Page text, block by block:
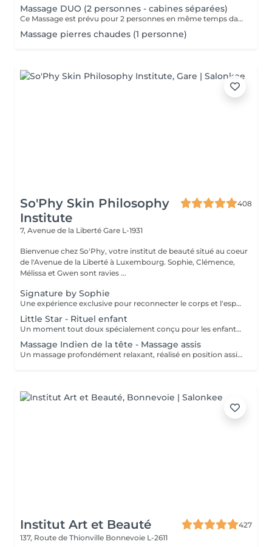
Massage DUO (2 personnes - cabines séparées)
Ce Massage est prévu pour 2 personnes en même temps dans 2 CABINES SÉPARÉES. Les 2 massages seront Sur Mesure, en fonction des envies et des besoins de chacun. -> Pour une cabine Duo voir Limpertsberg, Soleuvre ou Marnach.
Massage pierres chaudes (1 personne)
So'Phy Skin Philosophy
Institute
408
7, Avenue de la Liberté Gare L-1931
Bienvenue chez So'Phy, votre institut de beauté situé au coeur
de l'Avenue de la Liberté à Luxembourg. Sophie, Clémence,
Mélissa et Gwen sont ravies ...
Signature by Sophie
Une expérience exclusive pour reconnecter le corps et l'esprit. Ce soin signature débute par un bain de pieds chaud et délassant, invitant le corps à ralentir et à relâcher les premières tensions. Il se poursuit par un massage du dos profondément relaxant, conçu pour libérer les tensions musculaires, apaiser le système nerveux et installer un véritable lâcher-prise. L'expérience continue avec un soin du visage entièrement personnalisé, adapté aux besoins spécifiques de votre peau, afin de la nettoyer, l'hydrater et lui redonner confort et éclat. Au coeur de ce rituel se trouve le massage signature de Sophie, le KobiLift® : une gestuelle précise et enveloppante qui stimule, draine et raffermit la peau tout en illuminant le teint. Au-delà des résultats visibles, ce soin procure une profonde sensation d'équilibre, de légèreté et de renouveau. Un moment suspendu, où le temps ralentit, l'esprit s'apaise et le corps se sent pleinement pris en charge. Idéal pour celles et ceux qui recherchent une relaxation profonde, une peau lumineuse et une véritable parenthèse de reconnexion.
Little Star - Rituel enfant
Un moment tout doux spécialement conçu pour les enfants, afin de leur faire découvrir le plaisir de prendre soin d'eux dans un cadre rassurant et bienveillant. Vous choisissez la durée du soin (60 ou 90 minutes), et nous créons un rituel adapté à leur âge, à leurs envies et à leur sensibilité. L'expérience peut inclure différents soins tels qu'un mini soin du visage, un massage relaxant, une mini manucure ou pédicure, avec possibilité de pose de vernis. Chaque séance est pensée comme un moment ludique et apaisant, pour initier les plus jeunes au bien-être tout en douceur. Un instant de détente idéal pour leur offrir une première expérience en institut, dans le respect de leur rythme et de leurs besoins.
Massage Indien de la tête - Massage assis
Un massage profondément relaxant, réalisé en position assise, idéal pour relâcher rapidement les tensions accumulées. Inspiré des techniques ayurvédiques, ce soin agit sur le haut du dos, les épaules, la nuque et le cuir chevelu afin de libérer les tensions musculaires et apaiser le système nerveux. Grâce à des manuvres ciblées, il procure une sensation immédiate de légèreté, favorise la détente mentale et améliore la qualité du repos. Un soin idéal pour s'offrir une pause rapide et efficace, relâcher la pression et retrouver une sensation de calme et d'équilibre.
Institut Art et Beauté
427
137, Route de Thionville Bonnevoie L-2611